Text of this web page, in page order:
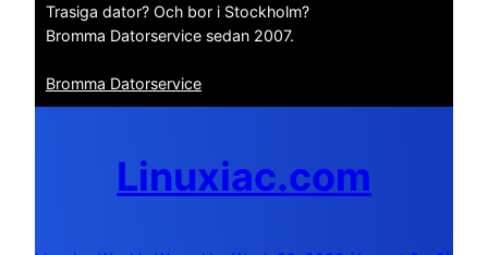
Trasiga dator? Och bor i Stockholm?
Bromma Datorservice sedan 2007.
Bromma Datorservice
Linuxiac.com